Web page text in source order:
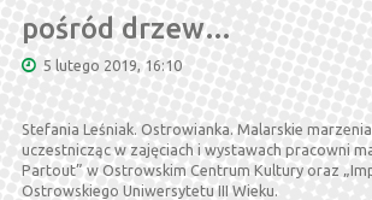
pośród drzew…
5 lutego 2019, 16:10
Stefania Leśniak. Ostrowianka. Malarskie marzenia
uczestnicząc w zajęciach i wystawach pracowni
Partout” w Ostrowskim Centrum Kultury oraz
Ostrowskiego Uniwersytetu III Wieku.